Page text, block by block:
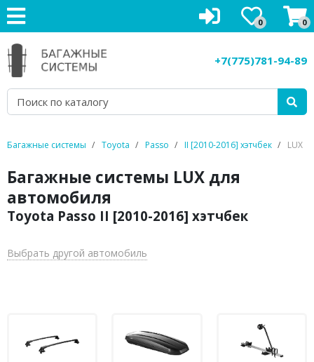
0 0
+7(775)781-94-89
Багажные системы Toyota Passo II [2010-2016] хэтчбек LUX
Багажные системы LUX для
автомобиля
Toyota Passo II [2010-2016] хэтчбек
Выбрать другой автомобиль
Багажники на крышу
Рейлинги на крышу
Боксы на крышу
Велокрепления
Крепления для лыж
Грузовые корзины
Аксессуары
Услуги